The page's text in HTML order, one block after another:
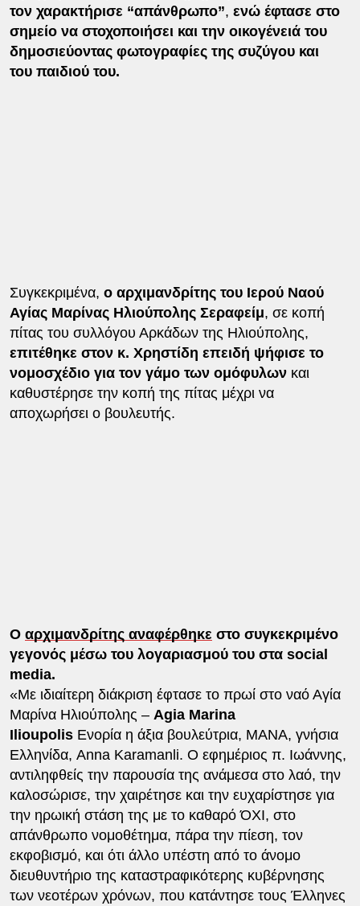
τον χαρακτήρισε “απάνθρωπο”, ενώ έφτασε στο
σημείο να στοχοποιήσει και την οικογένειά του
δημοσιεύοντας φωτογραφίες της συζύγου και
του παιδιού του.
Συγκεκριμένα, ο αρχιμανδρίτης του Ιερού Ναού
Αγίας Μαρίνας Ηλιούπολης Σεραφείμ, σε κοπή
πίτας του συλλόγου Αρκάδων της Ηλιούπολης,
επιτέθηκε στον κ. Χρηστίδη επειδή ψήφισε το
νομοσχέδιο για τον γάμο των ομόφυλωνκαι
καθυστέρησε την κοπή της πίτας μέχρι να
αποχωρήσει ο βουλευτής.
Ο αρχιμανδρίτης αναφέρθηκε στο συγκεκριμένο
γεγονός μέσω του λογαριασμού του στα social
media.
«Με ιδιαίτερη διάκριση έφτασε το πρωί στο ναό Αγία
Μαρίνα Ηλιούπολης – Agia Marina
IlioupolisΕνορία η άξια βουλεύτρια, ΜΑΝΑ, γνήσια
Ελληνίδα, Anna Karamanli. Ο εφημέριος π. Ιωάννης,
αντιληφθείς την παρουσία της ανάμεσα στο λαό, την
καλοσώρισε, την χαιρέτησε και την ευχαρίστησε για
την ηρωική στάση της με το καθαρό ΌΧΙ, στο
απάνθρωπο νομοθέτημα, πάρα την πίεση, τον
εκφοβισμό, και ότι άλλο υπέστη από το άνομο
διευθυντήριο της καταστραφικότερης κυβέρνησης
των νεοτέρων χρόνων, που κατάντησε τους Έλληνες